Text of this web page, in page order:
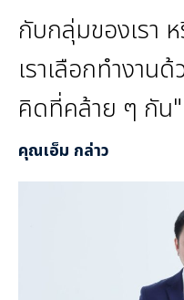
กับกลุ่มของเรา
เราเลือกทำงาน
คิดที่คล้าย ๆ กัน"
คุณเอ็ม กล่าว